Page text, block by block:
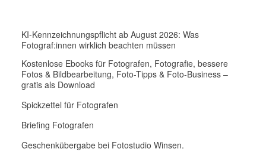
KI-Kennzeichnungspflicht ab August 2026: Was
Fotograf:innen wirklich beachten müssen
Kostenlose Ebooks für Fotografen, Fotografie, bessere
Fotos & Bildbearbeitung, Foto-Tipps & Foto-Business –
gratis als Download
Spickzettel für Fotografen
Briefing Fotografen
Geschenkübergabe bei Fotostudio Winsen.